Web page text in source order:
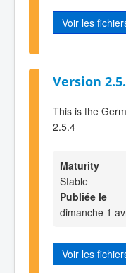
Voir les
Version
This is the
2.5.4
Maturity
Stable
Publiée le
dimanche 1
Voir les